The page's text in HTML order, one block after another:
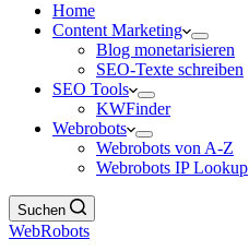
Home
Content Marketing
Blog monetarisieren
SEO-Texte schreiben
SEO Tools
KWFinder
Webrobots
Webrobots von A-Z
Webrobots IP Lookup
Suchen
WebRobots